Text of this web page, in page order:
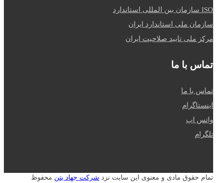
ISO سازمان بین المللی استاندارد
سازمان ملی استاندارد ایران
مرکز ملی تایید صلاحیت ایران
تماس با ما
تماس با ما
اینستاگرام
واتس اپ
تلگرام
تمام حقوق مادی و معنوی این سایت نزد شرکت جهاد بتن محفوظ